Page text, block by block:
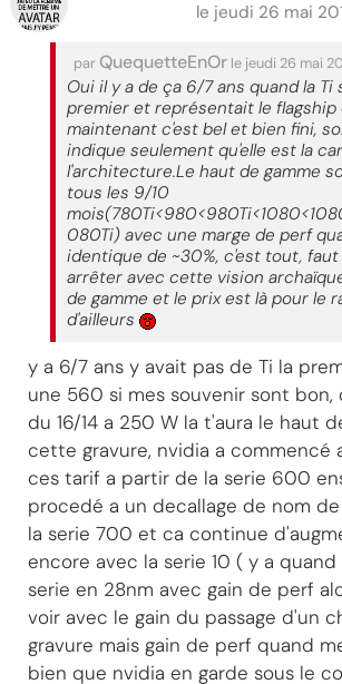
le jeudi 26 mai
par QuequetteEnOr le jeudi 26 mai
Oui il y a de ça 6/7 ans quand la Ti
premier et représentait le flagship
maintenant c'est bel et bien fini,
indique seulement qu'elle est la
l'architecture.Le haut de gamme
tous les 9/10
080Ti) avec une marge de perf
identique de ~30%, c'est tout,
arrêter avec cette vision
de gamme et le prix est là pour le
d'ailleurs
y a 6/7 ans y avait pas de Ti la
une 560 si mes souvenir sont bon,
du 16/14 a 250 W la t'aura le haut
cette gravure, nvidia a commencé
ces tarif a partir de la serie 600
procedé a un decallage de nom
la serie 700 et ca continue
encore avec la serie 10 ( y a
serie en 28nm avec gain de perf
voir avec le gain du passage d'un
gravure mais gain de perf quand
bien que nvidia en garde sous le